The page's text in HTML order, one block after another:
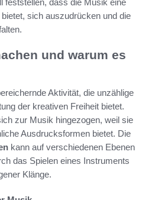
feststellen, dass die Musik eine
sich auszudrücken und die
und warum es
Aktivität, die unzählige
der kreativen Freiheit bietet.
zur Musik hingezogen, weil sie
Ausdrucksformen bietet. Die
kann auf verschiedenen Ebenen
das Spielen eines Instruments
Klänge.